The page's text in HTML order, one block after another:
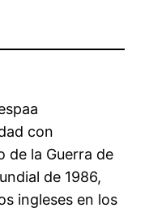
con
de la Guerra de
de 1986,
ingleses en los